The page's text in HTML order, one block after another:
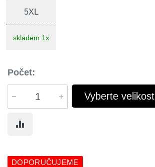
5XL
skladem 1x
Počet:
Vyberte velikost
DOPORUČUJEME